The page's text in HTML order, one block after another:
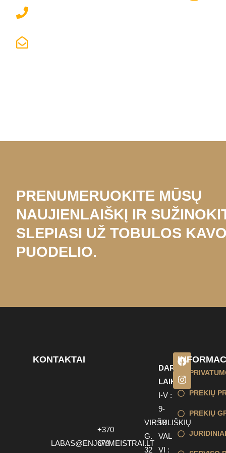
PRENUMERUOKITE MŪSŲ
NAUJIENLAIŠKĮ IR
SLEPIASI UŽ TOBULOS
PUODELIO.
KONTAKTAI
LABAS@ENJOYMEISTRAI.LT
+370
673
VIRŠULIŠKIŲ
G.
32
DARBO
LAIKAS
I-V :
9-
18
VAL
VI :
PREKIŲ
PREKIŲ